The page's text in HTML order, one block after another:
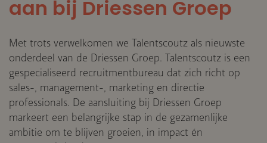
aan bij Driessen Groep
Met trots verwelkomen we Talentscoutz als nieuwste
onderdeel van de Driessen Groep. Talentscoutz is een
gespecialiseerd recruitmentbureau dat zich richt op
sales-, management-, marketing en directie
professionals. De aansluiting bij Driessen Groep
markeert een belangrijke stap in de gezamenlijke
ambitie om te blijven groeien, in impact én